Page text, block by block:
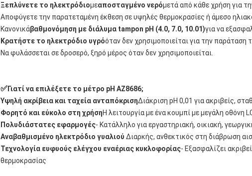
Ξεπλύνετε το ηλεκτρόδιομεαποσταγμένο νερόμετά από κάθε χρήση για
Αποφύγετε την παρατεταμένη έκθεση σε υψηλές θερμοκρασίες ή άμεσο
Κανονικάβαθμονόμηση με διάλυμα tampon pH (4.0, 7.0, 10.01)για να
Κρατήστε το ηλεκτρόδιο υγρόόταν δεν χρησιμοποιείται για την
Να φυλάσσεται σε δροσερό, ξηρό μέρος όταν δεν χρησιμοποιείται.
✅Γιατί να επιλέξετε το μέτρο pH AZ8686;
Υψηλή ακρίβεια και ταχεία ανταπόκρισηΔιάκριση pH 0,01 για ακριβείς,
Φορητό και εύκολο στη χρήσηΗ λειτουργία με ένα κουμπί με μεγάλη οθόνη
Πολυδιάστατες εφαρμογές- Κατάλληλο για εργαστηριακή, οικιακή,
Αναβαθμισμένο ηλεκτρόδιο γυαλιού ∆ιαρκής, ανθεκτικός στη διάβρωση
Τεχνολογία ευφυούς ελέγχου εναέριας κυκλοφορίας- Εξασφαλίζει
θερμοκρασίας